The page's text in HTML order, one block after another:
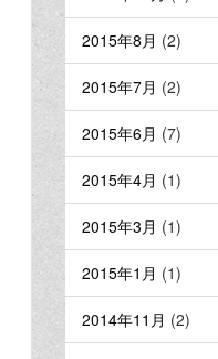
2015年8月 (2)
2015年7月 (2)
2015年6月 (7)
2015年4月 (1)
2015年3月 (1)
2015年1月 (1)
2014年11月 (2)